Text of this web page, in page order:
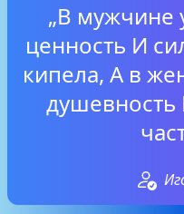
„В
ценность И
кипела, А в
душевность